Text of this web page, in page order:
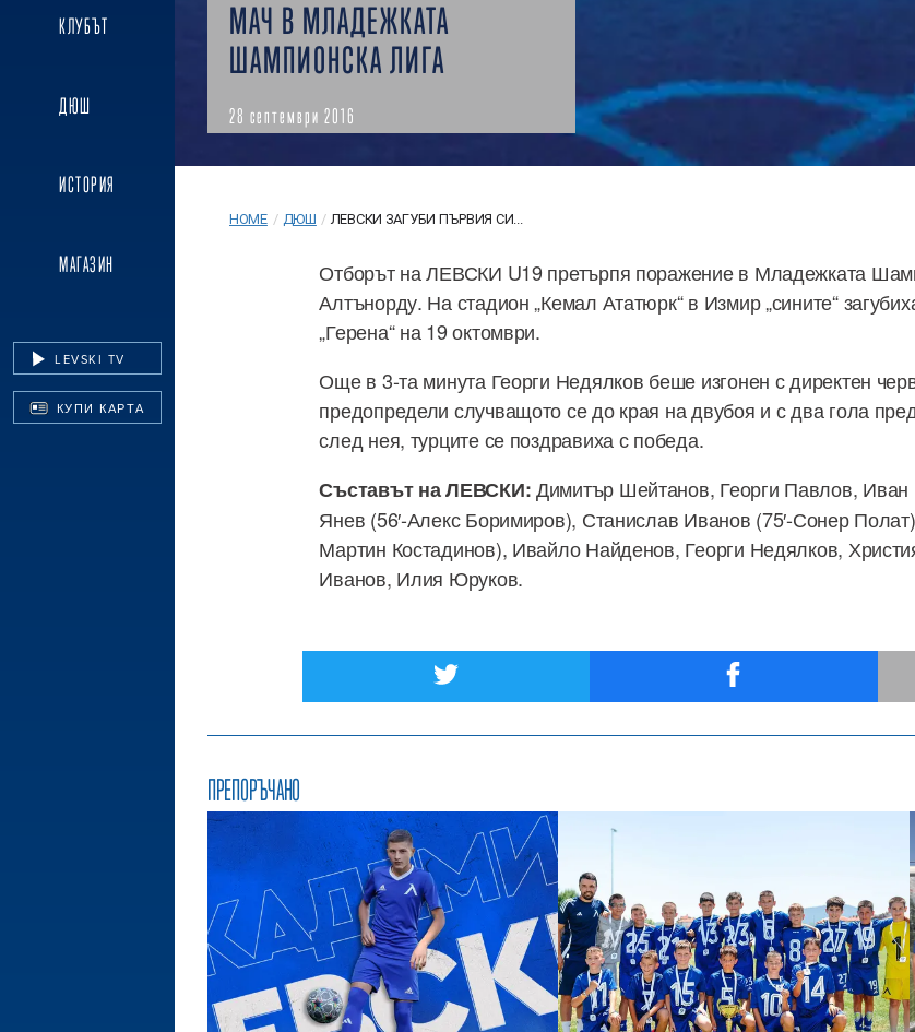
КЛУБЪТ
ДЮШ
ИСТОРИЯ
МАГАЗИН
LEVSKI TV
КУПИ КАРТА
МАЧ В МЛАДЕЖКАТА
ШАМПИОНСКА ЛИГА
28 септември 2016
HOME / ДЮШ / ЛЕВСКИ ЗАГУБИ ПЪРВИЯ СИ...
Отборът на ЛЕВСКИ U19 претърпя поражение в Младежката
Алтънорду. На стадион „Кемал Ататюрк“ в Измир „сините“
„Герена“ на 19 октомври.
Още в 3-та минута Георги Недялков беше изгонен с директен
предопредели случващото се до края на двубоя и с два гола
след нея, турците се поздравиха с победа.
Съставът на ЛЕВСКИ:Димитър Шейтанов, Георги Павлов, Иван
Янев (56′-Алекс Боримиров), Станислав Иванов (75′-Сонер
Мартин Костадинов), Ивайло Найденов, Георги Недялков,
Иванов, Илия Юруков.
ПРЕПОРЪЧАНО